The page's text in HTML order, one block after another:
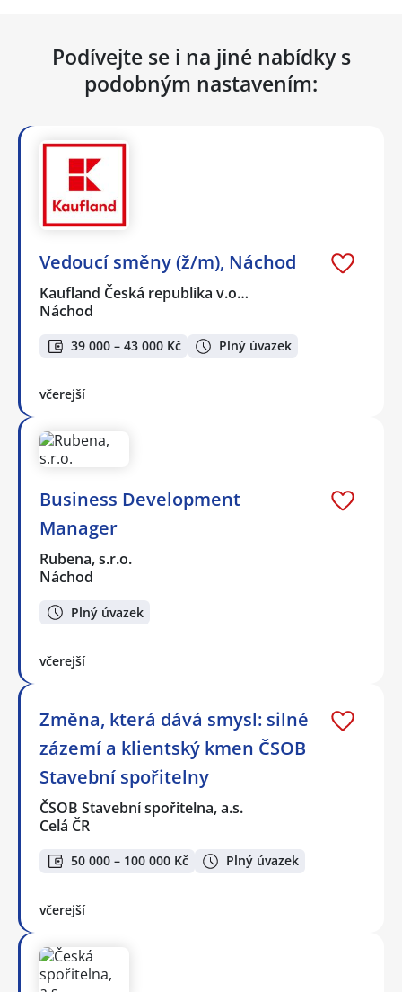
Podívejte se i na jiné nabídky s
podobným nastavením:
Vedoucí směny (ž/m), Náchod
Kaufland Česká republika v.o…
Náchod
39 000 – 43 000 Kč Plný úvazek
včerejší
Business Development
Manager
Rubena, s.r.o.
Náchod
Plný úvazek
včerejší
Změna, která dává smysl: silné
zázemí a klientský kmen ČSOB
Stavební spořitelny
ČSOB Stavební spořitelna, a.s.
Celá ČR
50 000 – 100 000 Kč Plný úvazek
včerejší